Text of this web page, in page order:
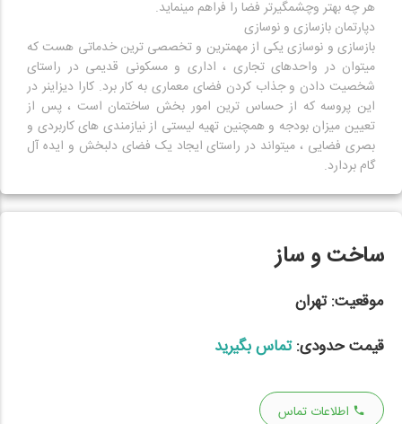
بازسازی و نوسازی یکی از مهمترین و تخصصی ترین خدماتی هست که
میتوان در واحدهای تجاری ، اداری و مسکونی قدیمی در راستای
شخصیت دادن و جذاب کردن فضای معماری به کار برد. کارا دیزاینر در
این پروسه که از حساس ترین امور بخش ساختمان است ، پس از
تعیین میزان بودجه و همچنین تهیه لیستی از نیازمندی های کاربردی و
بصری فضایی ، میتواند در راستای ایجاد یک فضای دلبخش و ایده آل
گام بردارد.
ساخت و ساز
موقعیت:تهران
قیمت حدودی: تماس بگیرید
اطلاعات تماس